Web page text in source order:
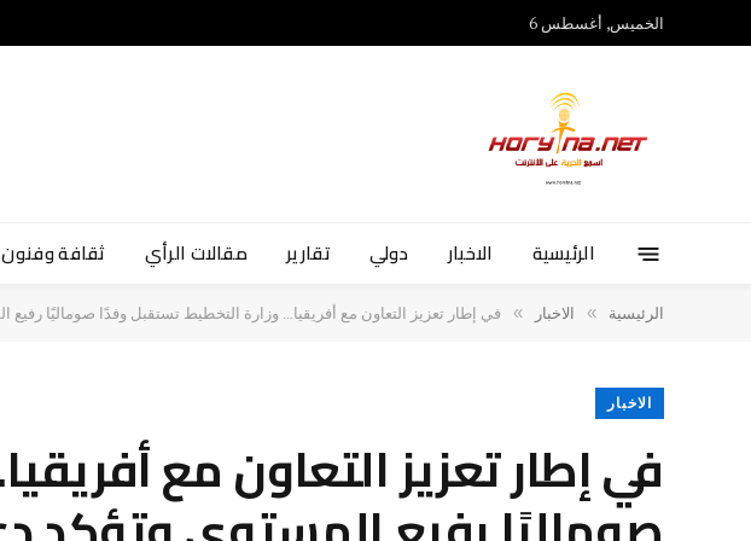
الخميس, أغسطس 6
الرئيسية الاخبار دولي تقارير مقالات الرأي ثقافة وفنون
الرئيسية » الاخبار » في إطار تعزيز التعاون مع أفريقيا… وزارة التخطيط تستقبل وفدًا صوماليًا رفيع
الاخبار
في إطار تعزيز التعاون مع